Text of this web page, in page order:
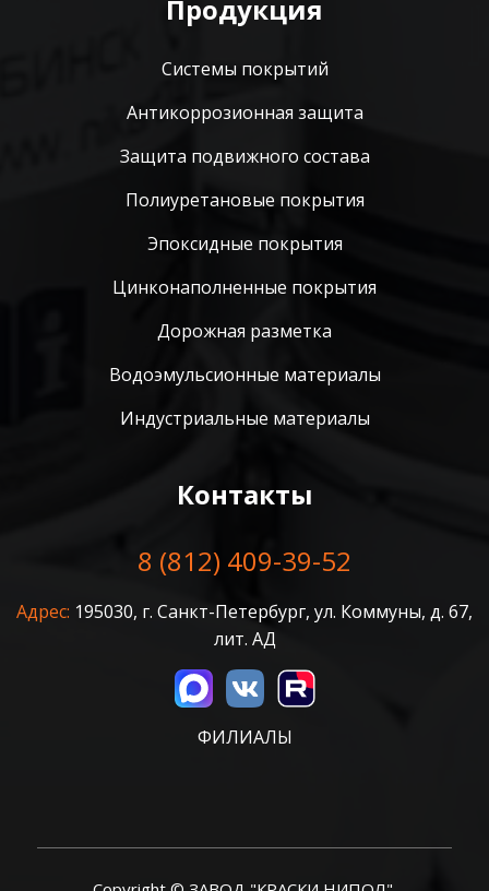
Продукция
Системы покрытий
Антикоррозионная защита
Защита подвижного состава
Полиуретановые покрытия
Эпоксидные покрытия
Цинконаполненные покрытия
Дорожная разметка
Водоэмульсионные материалы
Индустриальные материалы
Контакты
8 (812) 409-39-52
Адрес: 195030, г. Санкт-Петербург, ул. Коммуны, д. 67,
лит. АД
ФИЛИАЛЫ